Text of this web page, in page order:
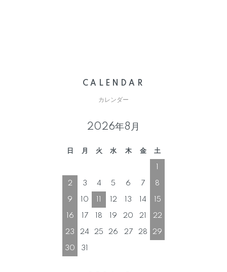
CALENDAR
カレンダー
2026年8月
日 月 火 水 木 金 土
2 3 4 5 6 7 8
9 10 12 13 14 15
16 17 18 19 20 21 22
23 24 25 26 27 28 29
30 31